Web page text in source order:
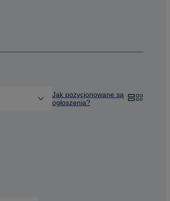
Jak pozycjonowane są
ogłoszenia?